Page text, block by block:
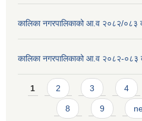
कालिका नगरपालिकाको आ.व २०८२/०८३
कालिका नगरपालिकाको आ.व २०८२-०८३
Pages
1 2 3 4
8 9